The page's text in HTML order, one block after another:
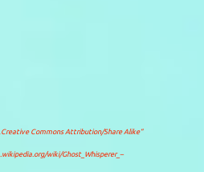
Commons Attribution/Share Alike“
wiki/Ghost_Whisperer_–